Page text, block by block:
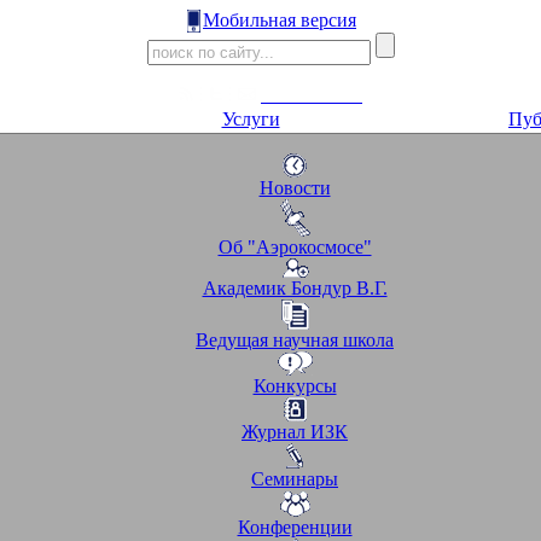
Мобильная версия
Услуги
Новости
Об "Аэрокосмосе"
Академик Бондур В.Г.
Ведущая научная школа
Конкурсы
Журнал ИЗК
Семинары
Конференции